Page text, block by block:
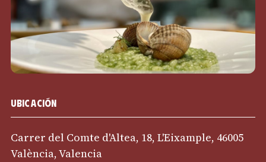
Ubicación
Carrer del Comte d'Altea, 18, L'Eixample, 46005
València, Valencia